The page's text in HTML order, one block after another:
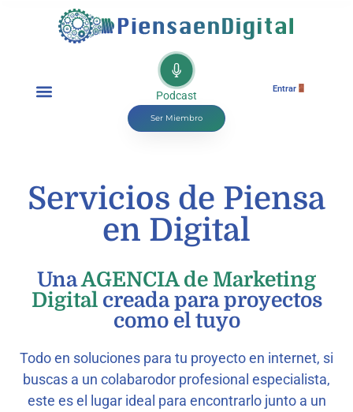
Podcast
Ser Miembro
Entrar
Servicios de Piensa
en Digital
UnaAGENCIA de Marketing
Digital creada para proyectos
como el tuyo
Todo en soluciones para tu proyecto en internet, si
buscas a un colabarodor profesional especialista,
este es el lugar ideal para encontrarlo junto a un